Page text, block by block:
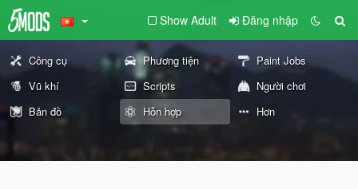
Show Adult Đăng nhập
Công cụ Phương tiện
Paint Jobs
Vũ khí
Scripts
Người chơi
Bản đồ
Hỗn hợp Hơn